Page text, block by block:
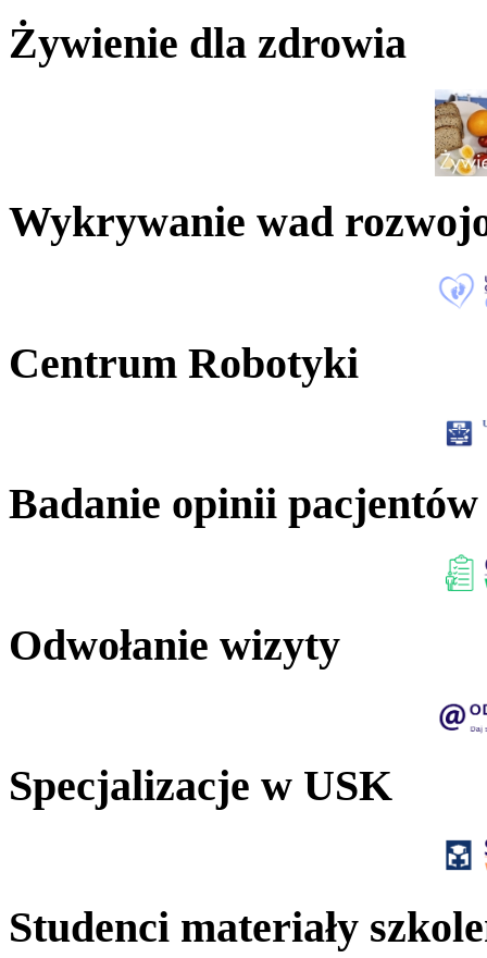
Żywienie dla zdrowia
Wykrywanie wad
Centrum Robotyki
Badanie opinii pacjentów
Odwołanie wizyty
Specjalizacje w USK
Studenci materiały